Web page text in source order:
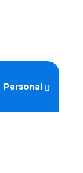
Personal